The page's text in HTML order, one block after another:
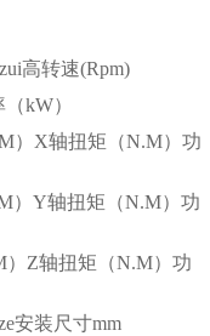
高转速(Rpm)
kW）
）X轴扭矩（N.M）功
）Y轴扭矩（N.M）功
）Z轴扭矩（N.M）功
安装尺寸mm